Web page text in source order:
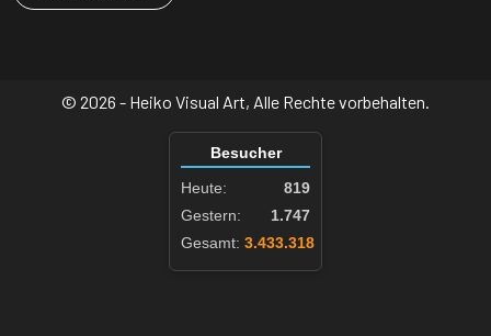
© 2026 - Heiko Visual Art, Alle Rechte vorbehalten.
Besucher
Heute:
819
Gestern:
1.747
Gesamt: 3.433.318